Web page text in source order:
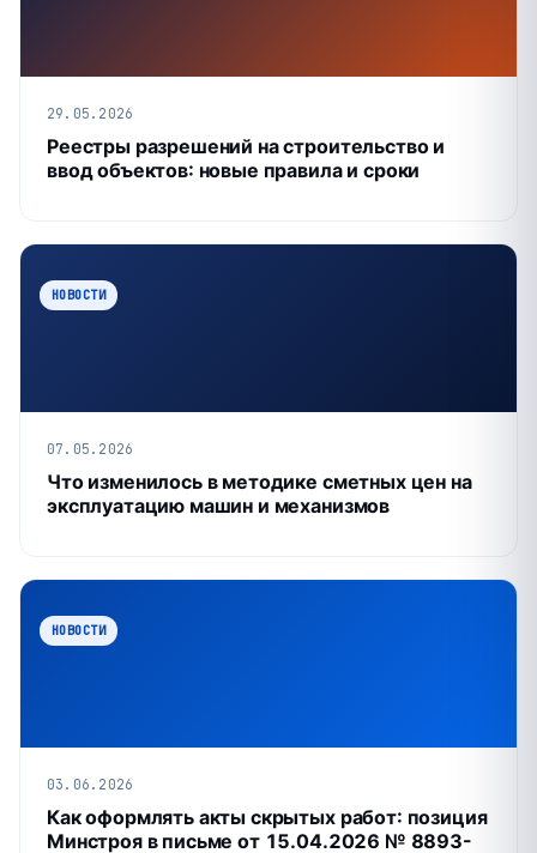
29.05.2026
Реестры разрешений на строительство и
ввод объектов: новые правила и сроки
НОВОСТИ
07.05.2026
Что изменилось в методике сметных цен на
эксплуатацию машин и механизмов
НОВОСТИ
03.06.2026
Как оформлять акты скрытых работ: позиция
Минстроя в письме от 15.04.2026 № 8893-